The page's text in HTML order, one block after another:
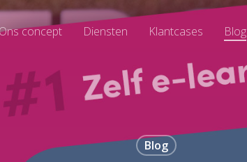
concept Diensten Klantcases Blog
Blog